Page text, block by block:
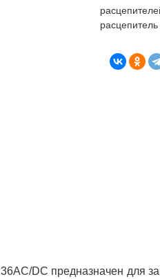
в срок. А
DC предназначен для